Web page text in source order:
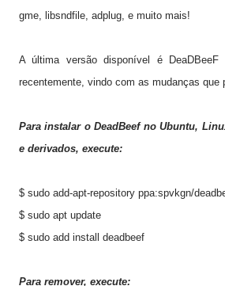
gme, libsndfile, adplug, e muito mais!
A última versão disponível é
recentemente, vindo com as mudanças que
Para instalar oDeadBeef no Ubuntu,
e derivados, execute:
$ sudo add-apt-repository ppa:spvkgn/
$ sudo apt update
$ sudo add install deadbeef
Para remover, execute: